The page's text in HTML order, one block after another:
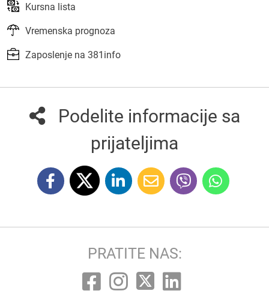
Kursna lista
Vremenska prognoza
Zaposlenje na 381info
Podelite informacije sa
prijateljima
PRATITE NAS: